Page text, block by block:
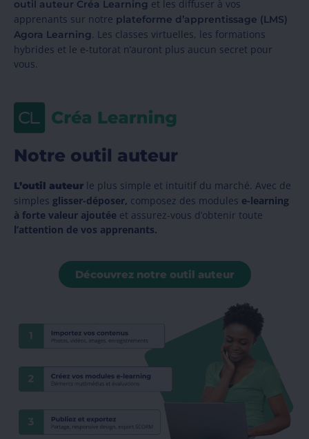
outil auteur Créa Learning et les diffuser à vos
apprenants sur notre plateforme d’apprentissage (LMS)
Agora Learning. Les classes virtuelles, les formations
hybrides et le e-tutorat n’auront plus aucun secret pour
vous.
Notre outil auteur
L’outil auteur le plus simple et intuitif du marché. Avec de
simples glisser-déposer, composez des modules e-learning
à forte valeur ajoutée et assurez-vous d’obtenir toute
l’attention de vos apprenants.
Découvrez notre outil auteur